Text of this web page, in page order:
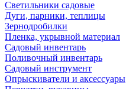
Светильники садовые
Дуги, парники, теплицы
Зернодробилки
Пленка, укрывной материал
Садовый инвентарь
Поливочный инвентарь
Садовый инструмент
Опрыскиватели и аксессуары